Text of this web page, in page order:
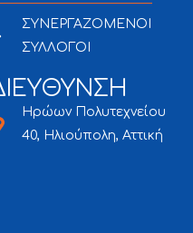
ΣΥΝΕΡΓΑΖΟΜΕΝΟΙ
ΣΥΛΛΟΓΟΙ
Ηρώων Πολυτεχνείου
40, Ηλιούπολη, Αττική